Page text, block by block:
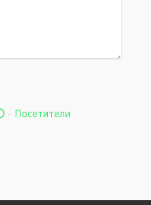
- Посетители